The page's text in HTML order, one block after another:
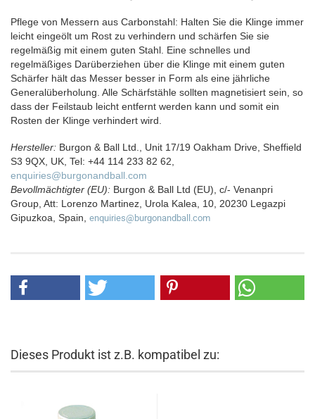
Pflege von Messern aus Carbonstahl: Halten Sie die Klinge immer
leicht eingeölt um Rost zu verhindern und schärfen Sie sie
regelmäßig mit einem guten Stahl. Eine schnelles und
regelmäßiges Darüberziehen über die Klinge mit einem guten
Schärfer hält das Messer besser in Form als eine jährliche
Generalüberholung. Alle Schärfstähle sollten magnetisiert sein, so
dass der Feilstaub leicht entfernt werden kann und somit ein
Rosten der Klinge verhindert wird.
Hersteller: Burgon & Ball Ltd., Unit 17/19 Oakham Drive, Sheffield
S3 9QX, UK, Tel: +44 114 233 82 62,
enquiries@burgonandball.com
Bevollmächtigter (EU): Burgon & Ball Ltd (EU), c/- Venanpri
Group, Att: Lorenzo Martinez, Urola Kalea, 10, 20230 Legazpi
Gipuzkoa, Spain, enquiries@burgonandball.com
Dieses Produkt ist z.B. kompatibel zu: